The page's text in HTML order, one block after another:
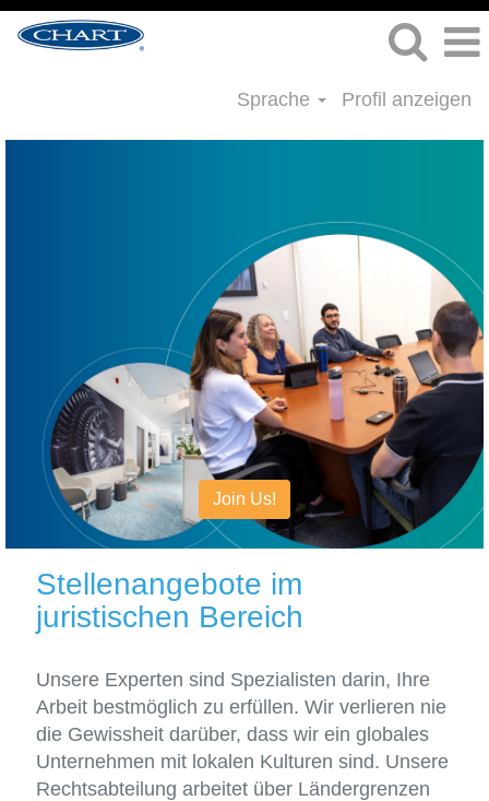
Sprache Profil anzeigen
im
Join Us!
Stellenangebote im
juristischen Bereich
Unsere Experten sind Spezialisten darin, Ihre
Arbeit bestmöglich zu erfüllen. Wir verlieren nie
die Gewissheit darüber, dass wir ein globales
Unternehmen mit lokalen Kulturen sind. Unsere
Rechtsabteilung arbeitet über Ländergrenzen